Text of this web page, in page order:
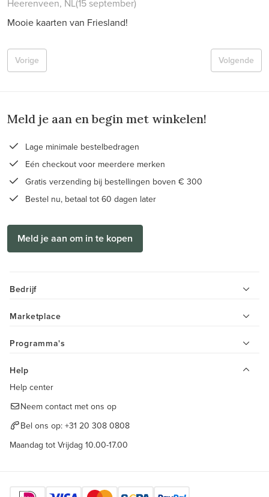
Heerenveen, NL(15 september)
Mooie kaarten van Friesland!
Volgende
Vorige
Meld je aan en begin met winkelen!
Lage minimale bestelbedragen
Eén checkout voor meerdere merken
Gratis verzending bij bestellingen boven € 300
Bestel nu, betaal tot 60 dagen later
Meld je aan om in te kopen
Bedrijf
Marketplace
Programma's
Help
Help center
Neem contact met ons op
Bel ons op: +31 20 308 0808
Maandag tot Vrijdag 10.00-17.00